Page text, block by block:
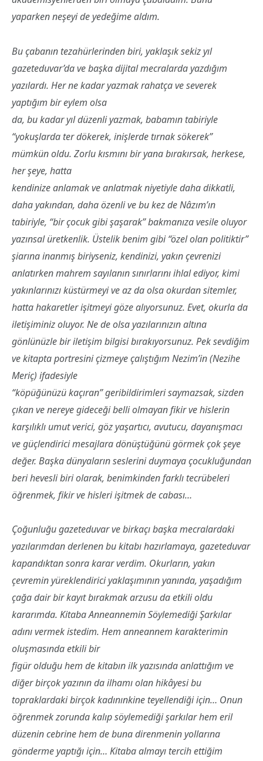
yaparken neşeyi de yedeğime aldım.
Bu çabanın tezahürlerinden biri, yaklaşık sekiz yıl
gazeteduvar’da ve başka dijital mecralarda yazdığım
yazılardı. Her ne kadar yazmak rahatça ve severek
yaptığım bir eylem olsa
da, bu kadar yıl düzenli yazmak, babamın tabiriyle
“yokuşlarda ter dökerek, inişlerde tırnak sökerek”
mümkün oldu. Zorlu kısmını bir yana bırakırsak, herkese,
her şeye, hatta
kendinize anlamak ve anlatmak niyetiyle daha dikkatli,
daha yakından, daha özenli ve bu kez de Nâzım’ın
tabiriyle, “bir çocuk gibi şaşarak” bakmanıza vesile oluyor
yazınsal üretkenlik. Üstelik benim gibi “özel olan politiktir”
şiarına inanmış biriyseniz, kendinizi, yakın çevrenizi
anlatırken mahrem sayılanın sınırlarını ihlal ediyor, kimi
yakınlarınızı küstürmeyi ve az da olsa okurdan sitemler,
hatta hakaretler işitmeyi göze alıyorsunuz. Evet, okurla da
iletişiminiz oluyor. Ne de olsa yazılarınızın altına
gönlünüzle bir iletişim bilgisi bırakıyorsunuz. Pek sevdiğim
ve kitapta portresini çizmeye çalıştığım Nezim’in (Nezihe
Meriç) ifadesiyle
“köpüğünüzü kaçıran” geribildirimleri saymazsak, sizden
çıkan ve nereye gideceği belli olmayan fikir ve hislerin
karşılıklı umut verici, göz yaşartıcı, avutucu, dayanışmacı
ve güçlendirici mesajlara dönüştüğünü görmek çok şeye
değer. Başka dünyaların seslerini duymaya çocukluğundan
beri hevesli biri olarak, benimkinden farklı tecrübeleri
öğrenmek, fikir ve hisleri işitmek de cabası…
Çoğunluğu gazeteduvar ve birkaçı başka mecralardaki
yazılarımdan derlenen bu kitabı hazırlamaya, gazeteduvar
kapandıktan sonra karar verdim. Okurların, yakın
çevremin yüreklendirici yaklaşımının yanında, yaşadığım
çağa dair bir kayıt bırakmak arzusu da etkili oldu
kararımda. Kitaba Anneannemin Söylemediği Şarkılar
adını vermek istedim. Hem anneannem karakterimin
oluşmasında etkili bir
figür olduğu hem de kitabın ilk yazısında anlattığım ve
diğer birçok yazının da ilhamı olan hikâyesi bu
topraklardaki birçok kadınınkine teyellendiği için… Onun
öğrenmek zorunda kalıp söylemediği şarkılar hem eril
düzenin cebrine hem de buna direnmenin yollarına
gönderme yaptığı için… Kitaba almayı tercih ettiğim